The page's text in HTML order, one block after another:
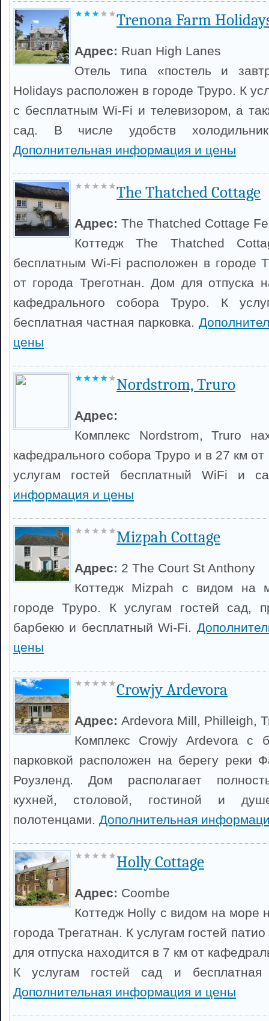
Trenona Farm
Адрес: Ruan High Lanes
Отель типа «постель и
Holidays расположен в городе Труро. К
с бесплатным Wi-Fi и телевизором, а
сад. В числе удобств
Дополнительная информация и цены
The Thatched Cottage
Адрес: The Thatched Cottage
Коттедж The Thatched
бесплатным Wi-Fi расположен в городе
от города Треготнан. Дом для отпуска
кафедрального собора Труро. К
бесплатная частная парковка.
цены
Nordstrom, Truro
Адрес:
Комплекс Nordstrom, Truro
кафедрального собора Труро и в 27 км от
услугам гостей бесплатный WiFi и
информация и цены
Mizpah Cottage
Адрес: 2 The Court St Anthony
Коттедж Mizpah с видом на
городе Труро. К услугам гостей сад,
барбекю и бесплатный Wi-Fi.
цены
Crowjy Ardevora
Адрес: Ardevora Mill, Philleigh,
Комплекс Crowjy Ardevora с
парковкой расположен на берегу реки
Роузленд. Дом располагает
кухней, столовой, гостиной и
полотенцами. Дополнительная
Holly Cottage
Адрес: Coombe
Коттедж Holly с видом на море
города Трегатнан. К услугам гостей
для отпуска находится в 7 км от
К услугам гостей сад и бесплатная
Дополнительная информация и цены